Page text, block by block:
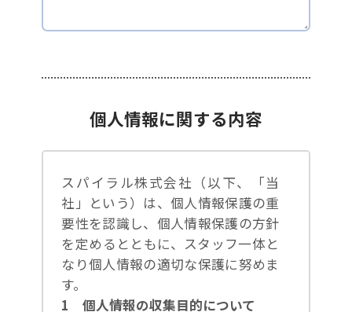
個人情報に関する内容
スパイラル株式会社（以下、「当
社」という）は、個人情報保護の重
要性を認識し、個人情報保護の方針
を定めるとともに、スタッフ一体と
なり個人情報の適切な保護に努めま
す。
1 個人情報の収集目的について